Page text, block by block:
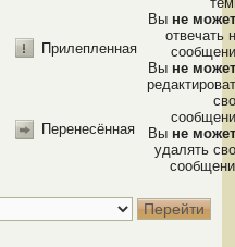
Прилепленная
Перенесённая
Вы не
отвечать
Вы не
Вы не
удалять